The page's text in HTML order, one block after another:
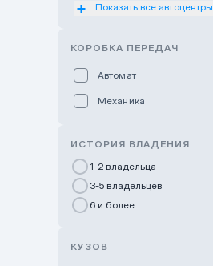
Mycar Uralsk
GWM Nurly Zhol
Chery Astana
Показать все автоцентры
КОРОБКА ПЕРЕДАЧ
Автомат
Механика
ИСТОРИЯ ВЛАДЕНИЯ
1-2 владельца
3-5 владельцев
6 и более
КУЗОВ